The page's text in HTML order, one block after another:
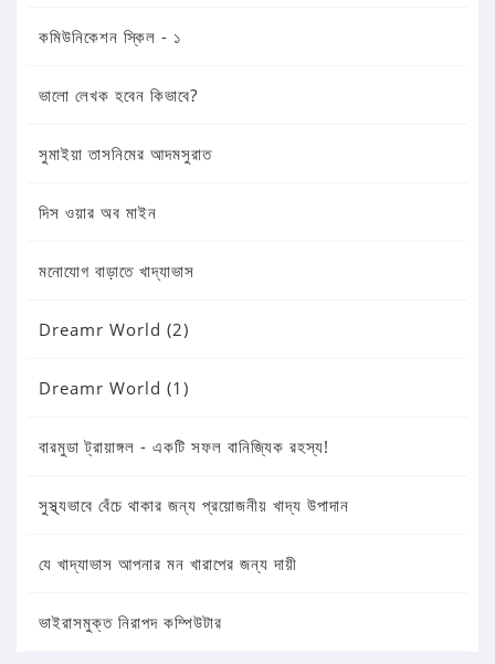
কমিউনিকেশন স্কিল - ১
ভালো লেখক হবেন কিভাবে?
সুমাইয়া তাসনিমের আদমসুরাত
দিস ওয়ার অব মাইন
মনোযোগ বাড়াতে খাদ্যাভাস
Dreamr World (2)
Dreamr World (1)
বারমুডা ট্রায়াঙ্গল - একটি সফল বানিজ্যিক রহস্য!
সুস্থ্যভাবে বেঁচে থাকার জন্য প্রয়োজনীয় খাদ্য উপাদান
যে খাদ্যাভাস আপনার মন খারাপের জন্য দায়ী
ভাইরাসমুক্ত নিরাপদ কম্পিউটার